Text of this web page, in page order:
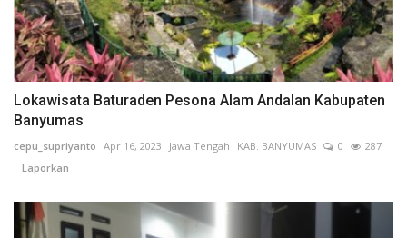
Lokawisata Baturaden Pesona Alam Andalan Kabupaten
Banyumas
cepu_supriyanto Apr 16, 2023 Jawa Tengah KAB. BANYUMAS 0
287
Laporkan